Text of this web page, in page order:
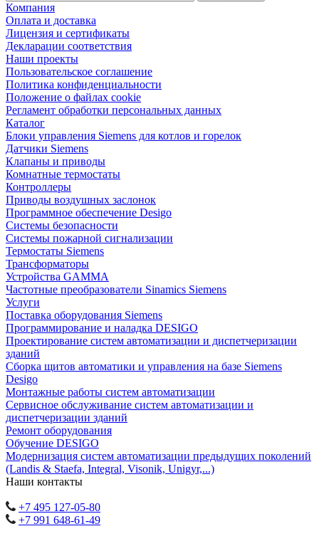
Компания
Оплата и доставка
Лицензия и сертификаты
Декларации соответствия
Наши проекты
Пользовательское соглашение
Политика конфиденциальности
Положение о файлах cookie
Регламент обработки персональных данных
Каталог
Блоки управления Siemens для котлов и горелок
Датчики Siemens
Клапаны и приводы
Комнатные термостаты
Контроллеры
Приводы воздушных заслонок
Программное обеспечение Desigo
Системы безопасности
Системы пожарной сигнализации
Термостаты Siemens
Трансформаторы
Устройства GAMMA
Частотные преобразователи Sinamics Siemens
Услуги
Поставка оборудования Siemens
Программирование и наладка DESIGO
Проектирование систем автоматизации и диспетчеризации
зданий
Сборка щитов автоматики и управления на базе Siemens
Desigo
Монтажные работы систем автоматизации
Сервисное обслуживание систем автоматизации и
диспетчеризации зданий
Ремонт оборудования
Обучение DESIGO
Модернизация систем автоматизации предыдущих поколений
(Landis & Staefa, Integral, Visonik, Unigyr,...)
Наши контакты
+7 495 127-05-80
+7 991 648-61-49